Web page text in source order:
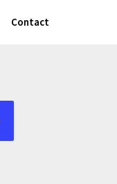
Contact